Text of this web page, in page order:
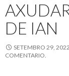
DE IAN
SETEMBRO 29, 2022
COMENTARIO.